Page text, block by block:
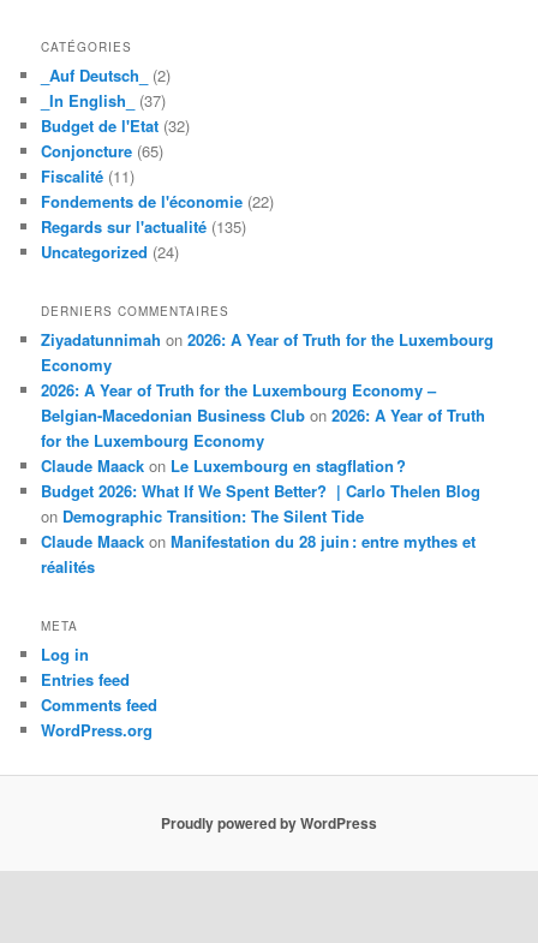
CATÉGORIES
_Auf Deutsch_
(2)
_In English_
(37)
Budget de l'Etat (32)
Conjoncture (65)
Fiscalité (11)
Fondements de l'économie (22)
Regards sur l'actualité (135)
Uncategorized (24)
DERNIERS COMMENTAIRES
Ziyadatunnimah on2026: A Year of Truth for the Luxembourg
Economy
2026: A Year of Truth for the Luxembourg Economy –
Belgian-Macedonian Business Club on2026: A Year of Truth
for the Luxembourg Economy
Claude Maack on Le Luxembourg en stagflation ?
Budget 2026: What If We Spent Better? | Carlo Thelen Blog
on Demographic Transition: The Silent Tide
Claude Maack onManifestation du 28 juin : entre mythes et
réalités
META
Log in
Entries feed
Comments feed
WordPress.org
Proudly powered by WordPress